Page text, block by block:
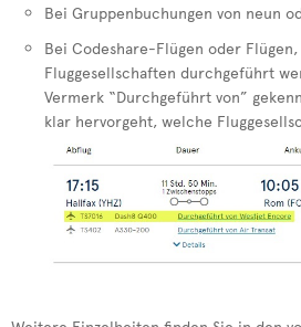
Bei Gruppenbuchungen von neun
Bei Codeshare-Flügen oder
Fluggesellschaften durchgeführt
Vermerk “Durchgeführt von”
klar hervorgeht, welche